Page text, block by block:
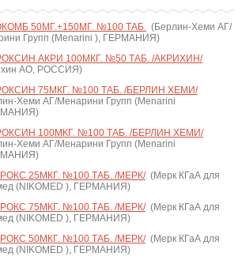
50МГ.+150МГ. №100 ТАБ.(Берлин-Хеми АГ/
Групп (Menarini ), ГЕРМАНИЯ)
АКРИ 100МКГ. №50 ТАБ. /АКРИХИН/
АО, РОССИЯ)
75МКГ. №100 ТАБ. /БЕРЛИН ХЕМИ/
Хеми АГ/Менарини Групп (Menarini
100МКГ. №100 ТАБ. /БЕРЛИН ХЕМИ/
Хеми АГ/Менарини Групп (Menarini
25МКГ. №100 ТАБ. /МЕРК/(Мерк КГаА для
(NIKOMED ), ГЕРМАНИЯ)
75МКГ. №100 ТАБ. /МЕРК/(Мерк КГаА для
(NIKOMED ), ГЕРМАНИЯ)
50МКГ. №100 ТАБ. /МЕРК/(Мерк КГаА для
(NIKOMED ), ГЕРМАНИЯ)